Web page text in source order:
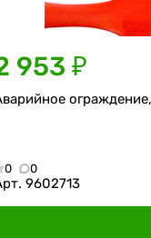
953 ₽
0 0
9602713